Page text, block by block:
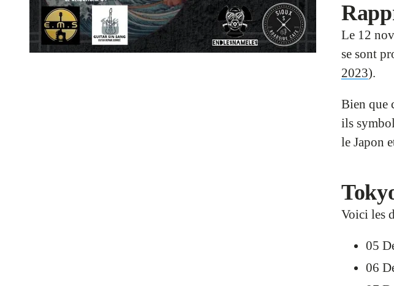
Le 12
se sont
2023).
Bien que
ils
le Japon
Voici les
05
06